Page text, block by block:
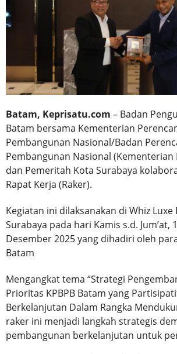
Batam, Keprisatu.com – Badan
Batam bersama Kementerian
Pembangunan Nasional/Badan
Pembangunan Nasional (Kementerian
dan Pemeritah Kota Surabaya
Rapat Kerja (Raker).
Kegiatan ini dilaksanakan di Whiz Luxe
Surabaya pada hari Kamis s.d. Jum’at,
Desember 2025 yang dihadiri oleh
Batam
Mengangkat tema “Strategi
Prioritas KPBPB Batam yang
Berkelanjutan Dalam Rangka
raker ini menjadi langkah strategis
pembangunan berkelanjutan untuk